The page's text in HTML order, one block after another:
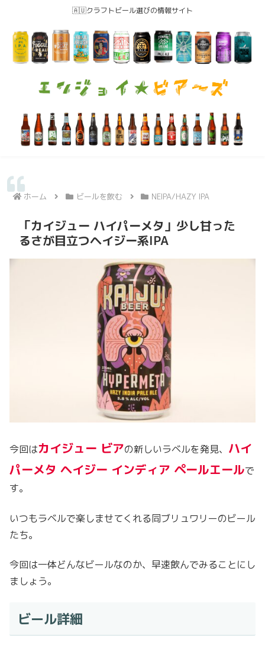
🇦🇺クラフトビール選びの情報サイト
ホーム ビールを飲む NEIPA/HAZY IPA
「カイジュー ハイパーメタ」少し甘った
るさが目立つヘイジー系IPA
今回はカイジュー ビアの新しいラベルを発見、 ハイ
パーメタ ヘイジー インディア ペールエールで
す。
いつもラベルで楽しませてくれる同ブリュワリーのビール
たち。
今回は一体どんなビールなのか、早速飲んでみることにし
ましょう。
ビール詳細